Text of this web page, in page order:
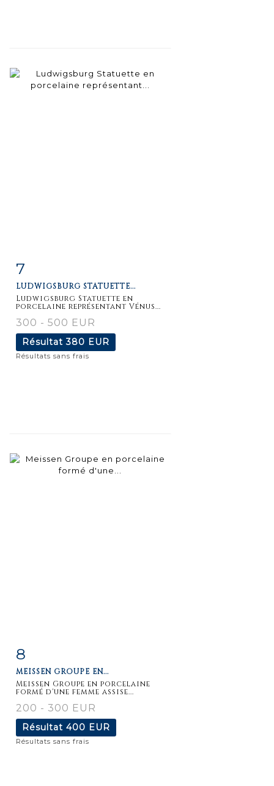
7
LUDWIGSBURG STATUETTE...
Ludwigsburg Statuette en
porcelaine représentant Vénus...
300 - 500 EUR
Résultat380 EUR
Résultats sans frais
8
MEISSEN GROUPE EN...
Meissen Groupe en porcelaine
formé d'une femme assise...
200 - 300 EUR
Résultat 400 EUR
Résultats sans frais